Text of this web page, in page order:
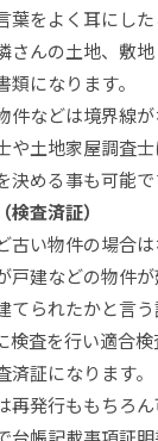
葉をよく耳にし
さんの土地、敷
になります。
件などは境界線
や土地家屋調査
決める事も可能で
査済証）
古い物件の場合
戸建などの物件
てられたかと言
検査を行い適合
証になります。
再発行ももちろん